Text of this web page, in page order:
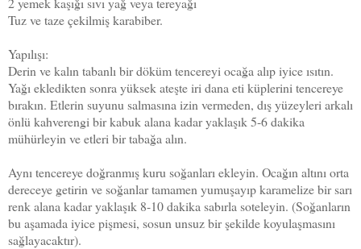
Tuz ve taze çekilmiş karabiber.
Yapılışı:
Derin ve kalın tabanlı bir döküm tencereyi ocağa alıp iyice ısıtın.
Yağı ekledikten sonra yüksek ateşte iri dana eti küplerini tencereye
bırakın. Etlerin suyunu salmasına izin vermeden, dış yüzeyleri arkalı
önlü kahverengi bir kabuk alana kadar yaklaşık 5-6 dakika
mühürleyin ve etleri bir tabağa alın.
Aynı tencereye doğranmış kuru soğanları ekleyin. Ocağın altını orta
dereceye getirin ve soğanlar tamamen yumuşayıp karamelize bir sarı
renk alana kadar yaklaşık 8-10 dakika sabırla soteleyin. (Soğanların
bu aşamada iyice pişmesi, sosun unsuz bir şekilde koyulaşmasını
sağlayacaktır).